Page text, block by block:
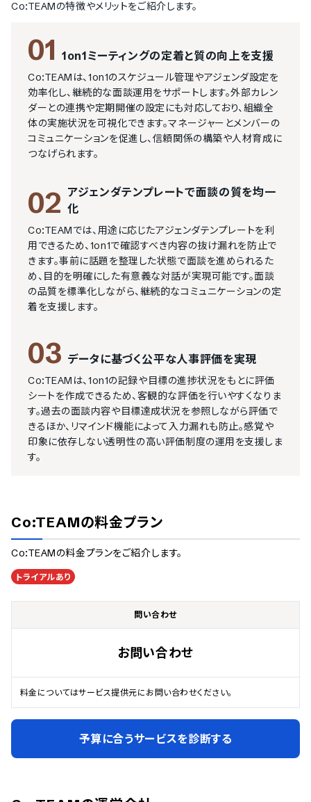
Co:TEAMの特徴やメリットをご紹介します。
01 1on1ミーティングの定着と質の向上を支援
Co:TEAMは、1on1のスケジュール管理やアジェンダ設定を
効率化し、継続的な面談運用をサポートします。外部カレン
ダーとの連携や定期開催の設定にも対応しており、組織全
体の実施状況を可視化できます。マネージャーとメンバーの
コミュニケーションを促進し、信頼関係の構築や人材育成に
つなげられます。
02 アジェンダテンプレートで面談の質を均一
化
Co:TEAMでは、用途に応じたアジェンダテンプレートを利
用できるため、1on1で確認すべき内容の抜け漏れを防止で
きます。事前に話題を整理した状態で面談を進められるた
め、目的を明確にした有意義な対話が実現可能です。面談
の品質を標準化しながら、継続的なコミュニケーションの定
着を支援します。
03 データに基づく公平な人事評価を実現
Co:TEAMは、1on1の記録や目標の進捗状況をもとに評価
シートを作成できるため、客観的な評価を行いやすくなりま
す。過去の面談内容や目標達成状況を参照しながら評価で
きるほか、リマインド機能によって入力漏れも防止。感覚や
印象に依存しない透明性の高い評価制度の運用を支援しま
す。
Co:TEAMの料金プラン
Co:TEAMの料金プランをご紹介します。
トライアルあり
問い合わせ
お問い合わせ
料金についてはサービス提供元にお問い合わせください。
予算に合うサービスを診断する